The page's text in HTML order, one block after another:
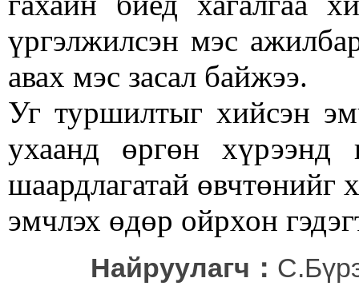
үргэлжилсэн мэс
авах мэс засал байжээ.
Уг туршилтыг хийсэн
ухаанд өргөн хүрээнд
шаардлагатай өвчтөнийг
эмчлэх өдөр ойрхон
Найруулагч：